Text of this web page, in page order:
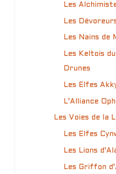
Les
Les
Les Nains de
Les Keltois
Drunes
Les Elfes
L’Alliance
Les Voies de la
Les Elfes
Les Lions
Les Griffon